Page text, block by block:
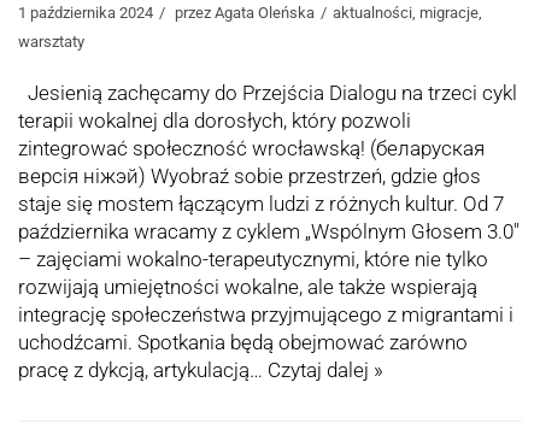
1 października 2024 przez Agata Oleńska aktualności, migracje,
warsztaty
Jesienią zachęcamy do Przejścia Dialogu na trzeci cykl
terapii wokalnej dla dorosłych, który pozwoli
zintegrować społeczność wrocławską! (беларуская
версія ніжэй) Wyobraź sobie przestrzeń, gdzie głos
staje się mostem łączącym ludzi z różnych kultur. Od 7
października wracamy z cyklem „Wspólnym Głosem 3.0″
– zajęciami wokalno-terapeutycznymi, które nie tylko
rozwijają umiejętności wokalne, ale także wspierają
integrację społeczeństwa przyjmującego z migrantami i
uchodźcami. Spotkania będą obejmować zarówno
pracę z dykcją, artykulacją… Czytaj dalej »